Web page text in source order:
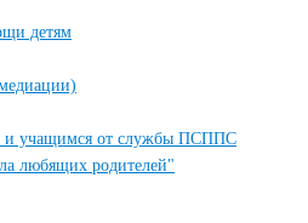
детям
и учащимся от службы ПСППС
любящих родителей"